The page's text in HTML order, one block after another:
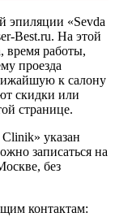
эпиляции «Sevda
Best.ru. На этой
время работы,
проезда
к салону
скидки или
странице.
указан
записаться на
без
контактам: